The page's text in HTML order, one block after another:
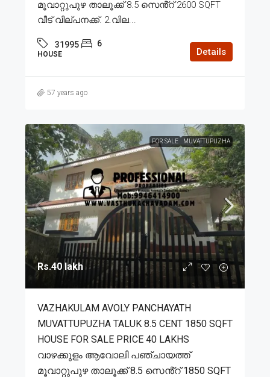
മൂവാറ്റുപുഴ താലൂക്ക് 8.5 സെൻ്റ് 2600 SQFT
വീട് വില്പനക്ക്. 2.വില...
31995 6
HOUSE Details
57 years ago
FOR SALE MUVATTUPUZHA
Rs.40 lakh
VAZHAKULAM AVOLY PANCHAYATH
MUVATTUPUZHA TALUK 8.5 CENT 1850 SQFT
HOUSE FOR SALE PRICE 40 LAKHS
വാഴക്കുളം ആവോലി പഞ്ചായത്ത്
മൂവാറ്റുപുഴ താലൂക്ക് 8.5 സെൻ്റ് 1850 SQFT